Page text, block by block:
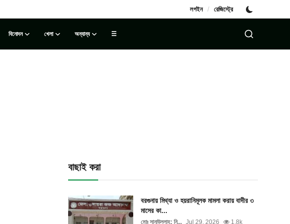
লগইন / রেজিস্ট্রে
বিনোদন খেলা অন্যান্য ☰
বাছাই করা
বরগুনায় মিথ্যা ও হয়রানিমূলক মামলা করায় বাদীর ৩
মাসের কা...
মোঃ সানাউল্লাহ: নি... Jul 29, 2026 1.8k